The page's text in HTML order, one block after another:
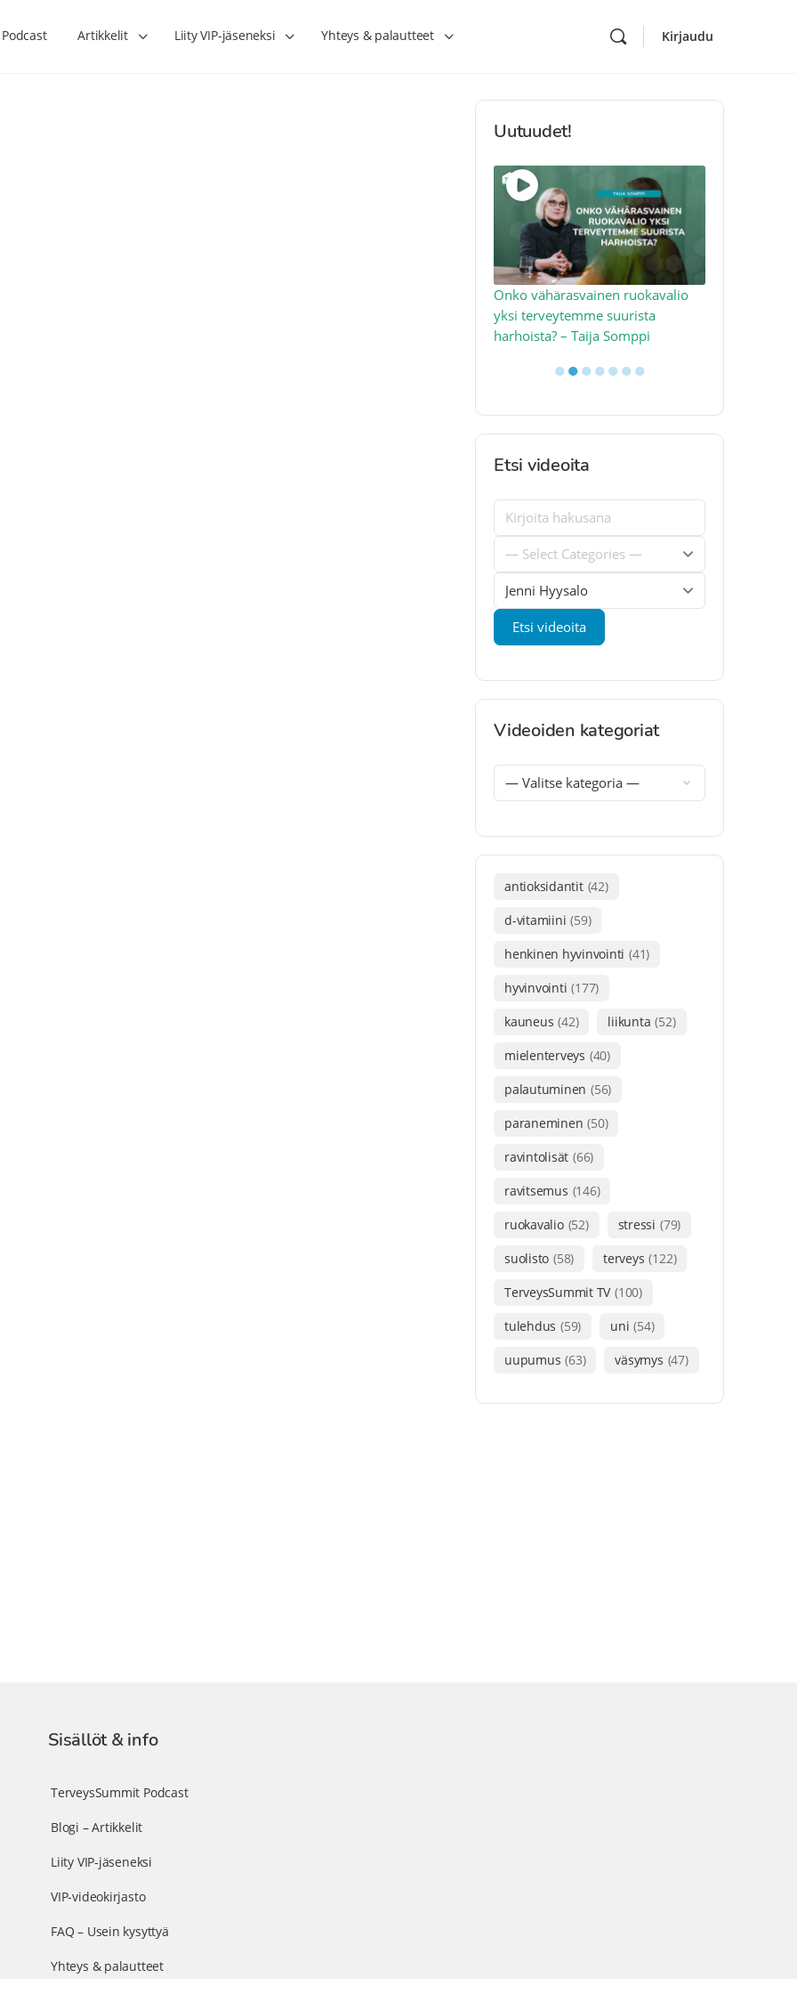
Podcast Artikkelit Liity VIP-jäseneksi Yhteys & palautteet Kirjaudu
Uutuudet!
Onko vähärasvainen ruokavalio
yksi terveytemme suurista
harhoista? – Taija Somppi
●●●●●●●
Etsi videoita
Videoiden kategoriat
antioksidantit (42)
d-vitamiini (59)
henkinen hyvinvointi (41)
hyvinvointi (177)
kauneus (42) liikunta (52)
mielenterveys (40)
palautuminen (56)
paraneminen (50)
ravintolisät (66)
ravitsemus (146)
ruokavalio (52) stressi (79)
suolisto (58) terveys (122)
TerveysSummit TV (100)
tulehdus (59) uni (54)
uupumus (63) väsymys (47)
Sisällöt & info
TerveysSummit Podcast
Blogi – Artikkelit
Liity VIP-jäseneksi
VIP-videokirjasto
FAQ – Usein kysyttyä
Yhteys & palautteet